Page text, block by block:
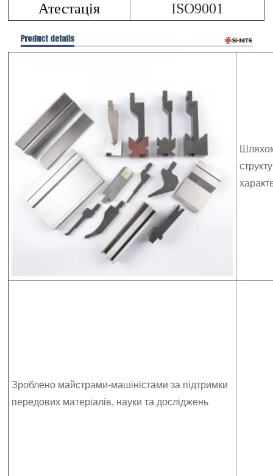
Атестація
ISO9001
Зроблено майстрами-машіністами за підтримки
передових матеріалів, науки та досліджень